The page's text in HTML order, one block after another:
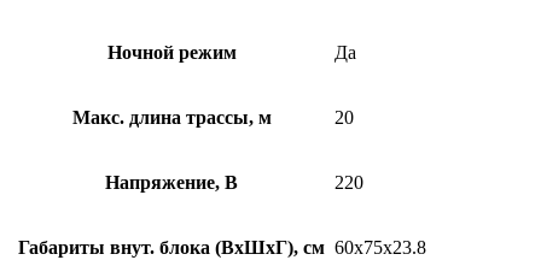
Ночной режим Да
Макс. длина трассы, м 20
Напряжение, В 220
Габариты внут. блока (ВхШхГ), см 60х75х23.8